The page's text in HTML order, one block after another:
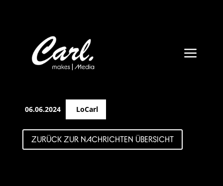
a
06.06.2024 LoCarl
ZURÜCK ZUR NACHRICHTEN ÜBERSICHT